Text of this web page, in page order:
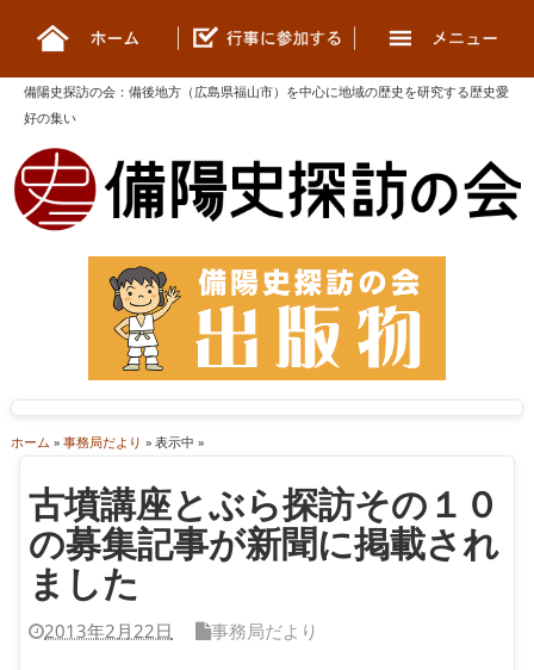
備陽史探訪の会 ： 備後地方（広島県福山市）を中心に地域の歴史を研究する歴史愛
好の集い
ホーム » 事務局だより » 表示中 »
古墳講座とぶら探訪その１０
の募集記事が新聞に掲載され
ました
2013年2月22日 事務局だより